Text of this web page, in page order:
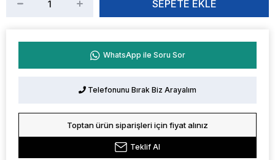
WhatsApp ile Soru Sor
Telefonunu Bırak Biz Arayalım
Toptan ürün siparişleri için fiyat alınız
Teklif Al